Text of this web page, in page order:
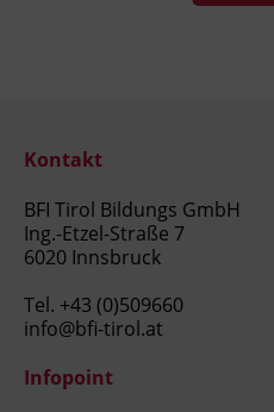
Kontakt
BFI Tirol Bildungs GmbH
Ing.-Etzel-Straße 7
6020 Innsbruck
Tel. +43 (0)509660
info@bfi-tirol.at
Infopoint